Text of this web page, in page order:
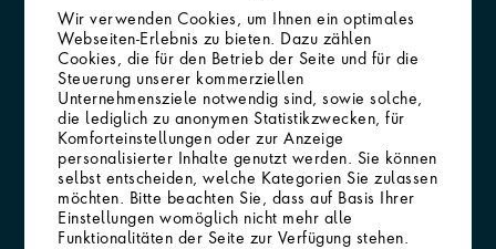
REGISTRIEREN
So funktioniert´s
Jetzt
Liken
Wir verwenden Cookies, um Ihnen ein optimales
Webseiten-Erlebnis zu bieten. Dazu zählen
Cookies, die für den Betrieb der Seite und für die
Steuerung unserer kommerziellen
Unternehmensziele notwendig sind, sowie solche,
die lediglich zu anonymen Statistikzwecken, für
Komforteinstellungen oder zur Anzeige
personalisierter Inhalte genutzt werden. Sie können
selbst entscheiden, welche Kategorien Sie zulassen
möchten. Bitte beachten Sie, dass auf Basis Ihrer
Einstellungen womöglich nicht mehr alle
Funktionalitäten der Seite zur Verfügung stehen.